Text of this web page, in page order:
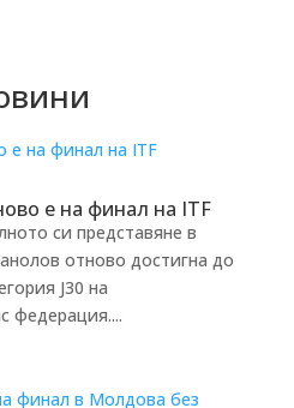
е на финал на ITF
си представяне в
отново достигна до
J30 на
федерация....